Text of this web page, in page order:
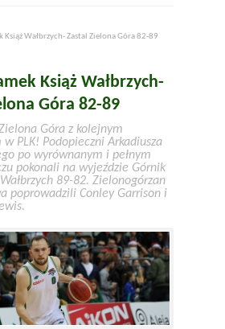
Książ Wałbrzych- Zastal Zielona Góra 82-89
Książ Wałbrzych-
Góra 82-89
Góra z kolejnym
PLK! Podopieczni Arkadiusza
po wyrównanym i pełnym
pokonali na wyjeździe Górnik
89-82. Zielonogórzan
poprowadzili Conley Garrison i